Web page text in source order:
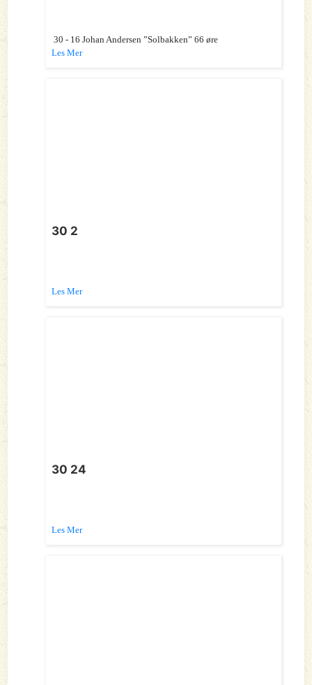
30 - 16 Johan Andersen ”Solbakken” 66 øre
Les Mer
30 2
Les Mer
30 24
Les Mer